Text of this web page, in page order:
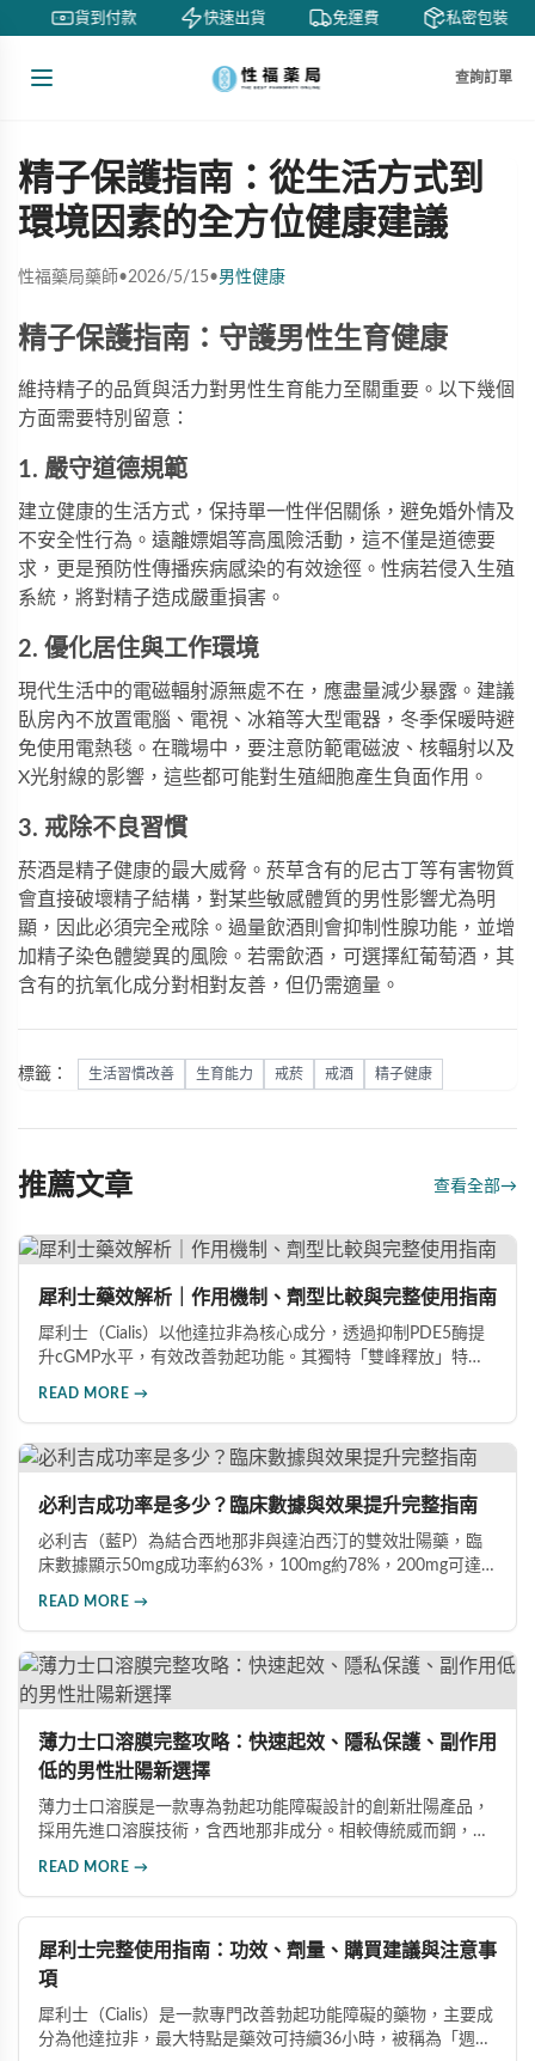
貨到付款 快速出貨 免運費 私密包裝
查詢訂單
精子保護指南：從生活方式到
環境因素的全方位健康建議
性福藥局藥師•2026/5/15•男性健康
精子保護指南：守護男性生育健康
維持精子的品質與活力對男性生育能力至關重要。以下幾個
方面需要特別留意：
1. 嚴守道德規範
建立健康的生活方式，保持單一性伴侶關係，避免婚外情及
不安全性行為。遠離嫖娼等高風險活動，這不僅是道德要
求，更是預防性傳播疾病感染的有效途徑。性病若侵入生殖
系統，將對精子造成嚴重損害。
2. 優化居住與工作環境
現代生活中的電磁輻射源無處不在，應盡量減少暴露。建議
臥房內不放置電腦、電視、冰箱等大型電器，冬季保暖時避
免使用電熱毯。在職場中，要注意防範電磁波、核輻射以及
X光射線的影響，這些都可能對生殖細胞產生負面作用。
3. 戒除不良習慣
菸酒是精子健康的最大威脅。菸草含有的尼古丁等有害物質
會直接破壞精子結構，對某些敏感體質的男性影響尤為明
顯，因此必須完全戒除。過量飲酒則會抑制性腺功能，並增
加精子染色體變異的風險。若需飲酒，可選擇紅葡萄酒，其
含有的抗氧化成分對相對友善，但仍需適量。
標籤： 生活習慣改善 生育能力 戒菸 戒酒 精子健康
推薦文章 查看全部→
犀利士藥效解析｜作用機制、劑型比較與完整使用指南
犀利士（Cialis）以他達拉非為核心成分，透過抑制PDE5酶提
升cGMP水平，有效改善勃起功能。其獨特「雙峰釋放」特性
據需求選擇最適合的犀利士規格。
READ MORE →
必利吉成功率是多少？臨床數據與效果提升完整指南
必利吉（藍P）為結合西地那非與達泊西汀的雙效壯陽藥，臨
床數據顯示50mg成功率約63%，100mg約78%，200mg可達
READ MORE →
薄力士口溶膜完整攻略：快速起效、隱私保護、副作用
低的男性壯陽新選擇
薄力士口溶膜是一款專為勃起功能障礙設計的創新壯陽產品，
採用先進口溶膜技術，含西地那非成分。相較傳統威而鋼，起
READ MORE →
犀利士完整使用指南：功效、劑量、購買建議與注意事
項
犀利士（Cialis）是一款專門改善勃起功能障礙的藥物，主要成
分為他達拉非，最大特點是藥效可持續36小時，被稱為「週末